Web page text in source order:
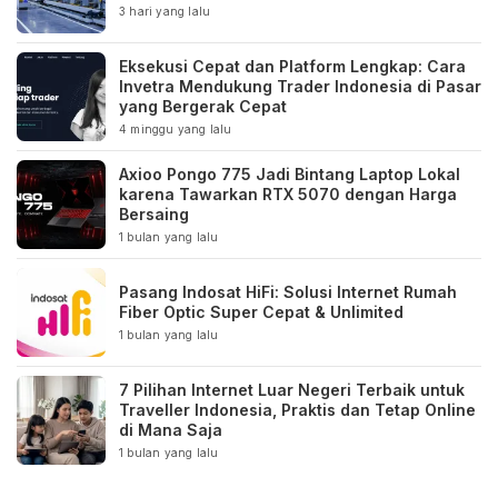
3 hari yang lalu
Eksekusi Cepat dan Platform Lengkap: Cara
Invetra Mendukung Trader Indonesia di Pasar
yang Bergerak Cepat
4 minggu yang lalu
Axioo Pongo 775 Jadi Bintang Laptop Lokal
karena Tawarkan RTX 5070 dengan Harga
Bersaing
1 bulan yang lalu
Pasang Indosat HiFi: Solusi Internet Rumah
Fiber Optic Super Cepat & Unlimited
1 bulan yang lalu
7 Pilihan Internet Luar Negeri Terbaik untuk
Traveller Indonesia, Praktis dan Tetap Online
di Mana Saja
1 bulan yang lalu